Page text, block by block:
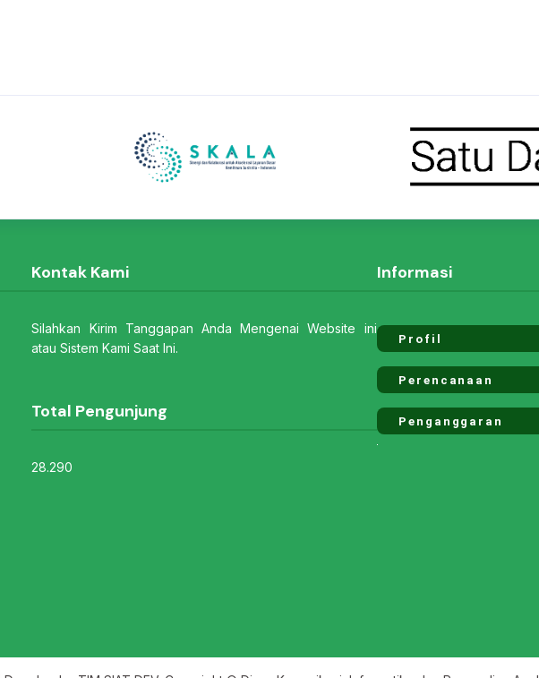
Kontak Kami
Silahkan Kirim Tanggapan Anda Mengenai Website ini
atau Sistem Kami Saat Ini.
Total Pengunjung
28.290
Informasi
Profil
Perencanaan
Penganggaran